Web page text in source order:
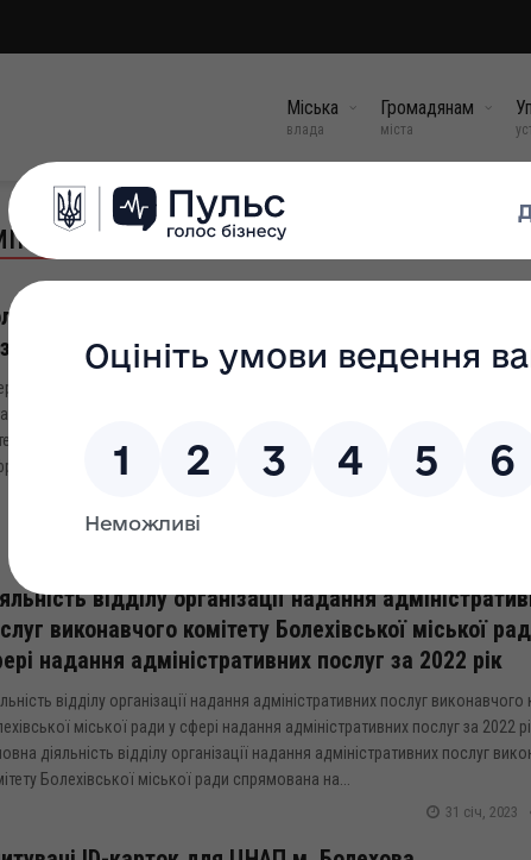
Міська
влада
Громадянам
міста
послуг
міська рада отримала ноутбуки від
ООН в Україні
заступник голови Івано-Франківської обласної державної
цифрового розвитку, цифрових трансформацій і цифровізації (CDTO)
та начальник управління цифрового розвитку, цифрових
Івано-Франківської ОДА Ігор Фіняк передали...
відділу організації надання
виконавчого комітету Болехівської міської
надання адміністративних послуг за 2022 рік
відділу організації надання адміністративних послуг виконавчого
міської ради у сфері надання адміністративних послуг за 2022
діяльність відділу організації надання адміністративних послуг
Болехівської міської ради спрямована на...
31 січ, 2023